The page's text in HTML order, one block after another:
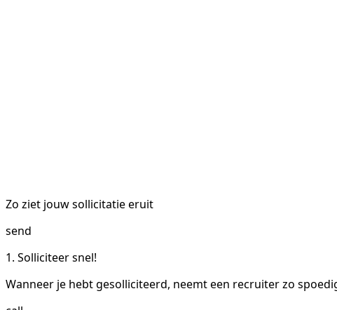
Zo ziet jouw sollicitatie eruit
send
1. Solliciteer snel!
Wanneer je hebt gesolliciteerd, neemt een recruiter zo